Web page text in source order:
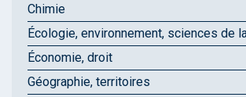
Chimie
Écologie, environnement, sciences de
Économie, droit
Géographie, territoires